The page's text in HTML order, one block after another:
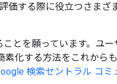
価する際に役立つさまざ
とを願っています。ユー
素化する方法をこれから
検索セントラル コミ